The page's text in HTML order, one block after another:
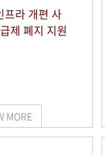
프라 개편 사
제 폐지 지원
MORE